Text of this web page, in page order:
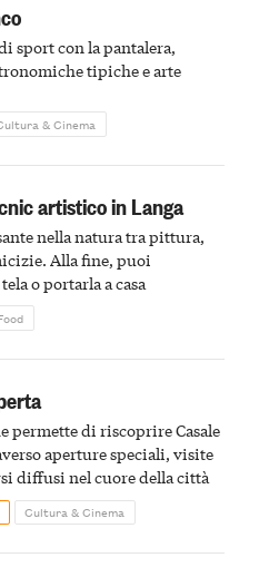
sport con la pantalera,
tipiche e arte
& Cinema
artistico in Langa
nella natura tra pittura,
Alla fine, puoi
o portarla a casa
permette di riscoprire Casale
aperture speciali, visite
diffusi nel cuore della città
Cultura & Cinema